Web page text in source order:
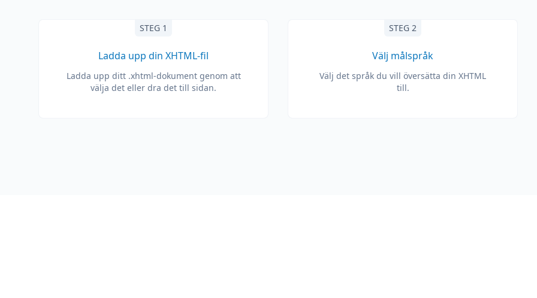
STEG 1
Ladda upp din XHTML-fil
Ladda upp ditt .xhtml-dokument genom att
välja det eller dra det till sidan.
STEG 2
Välj målspråk
Välj det språk du vill översätta din XHTML
till.